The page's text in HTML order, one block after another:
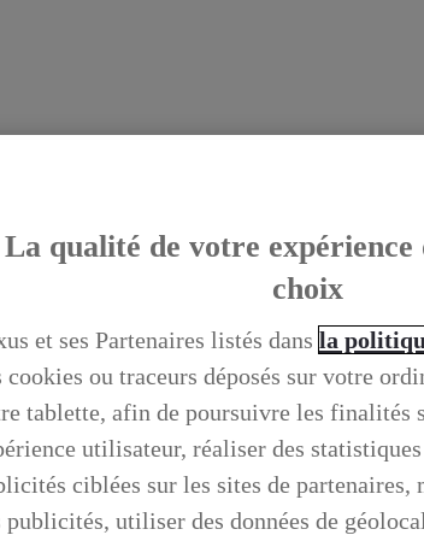
La qualité de votre expérience
choix
et ses Partenaires listés dans la
cookies ou traceurs déposés sur votre
tablette, afin de poursuivre les finalités
utilisateur, réaliser des
ciblées sur les sites de partenaires,
publicités, utiliser des données de